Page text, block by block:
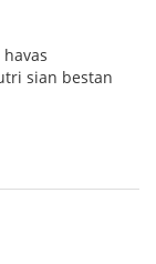
sian bestan